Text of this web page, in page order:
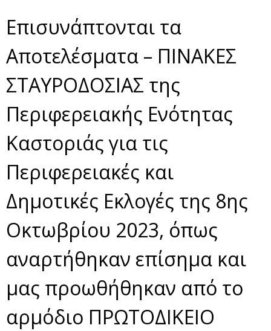
Επισυνάπτονται τα
Αποτελέσματα – ΠΙΝΑΚΕΣ
ΣΤΑΥΡΟΔΟΣΙΑΣ της
Περιφερειακής Ενότητας
Καστοριάς για τις
Περιφερειακές και
Δημοτικές Εκλογές της 8ης
Οκτωβρίου 2023, όπως
αναρτήθηκαν επίσημα και
μας προωθήθηκαν από το
αρμόδιο ΠΡΩΤΟΔΙΚΕΙΟ